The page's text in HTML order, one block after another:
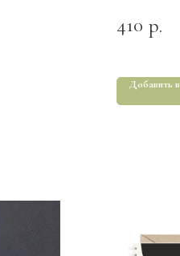
410 р.
Добавить